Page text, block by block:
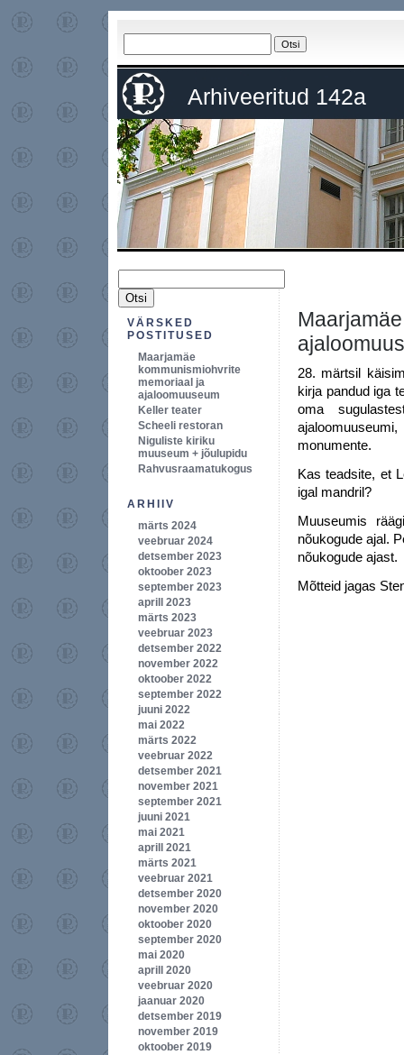
Arhiveeritud 142a
28. märtsil
kirja pandud iga
oma
monumente.
Kas teadsite, et
igal mandril?
Muuseumis
nõukogude ajal.
nõukogude ajast.
Mõtteid jagas
VÄRSKED
POSTITUSED
Maarjamäe
kommunismiohvrite
memoriaal ja
ajaloomuuseum
Keller teater
Scheeli restoran
Niguliste kiriku
muuseum + jõulupidu
Rahvusraamatukogus
ARHIIV
märts 2024
veebruar 2024
detsember 2023
oktoober 2023
september 2023
aprill 2023
märts 2023
veebruar 2023
detsember 2022
november 2022
oktoober 2022
september 2022
juuni 2022
mai 2022
märts 2022
veebruar 2022
detsember 2021
november 2021
september 2021
juuni 2021
mai 2021
aprill 2021
märts 2021
veebruar 2021
detsember 2020
november 2020
oktoober 2020
september 2020
mai 2020
aprill 2020
veebruar 2020
jaanuar 2020
detsember 2019
november 2019
oktoober 2019